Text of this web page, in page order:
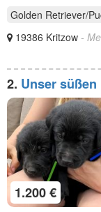
Golden Retriever/
19386 Kritzow -
2. Unser
liebevolles
1.200 €